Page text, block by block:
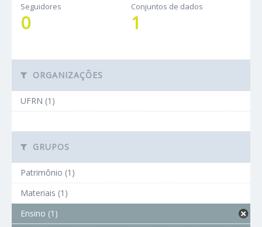
Seguidores
0
Conjuntos de dados
1
ORGANIZAÇÕES
UFRN (1)
GRUPOS
Patrimônio (1)
Materiais (1)
Ensino (1)